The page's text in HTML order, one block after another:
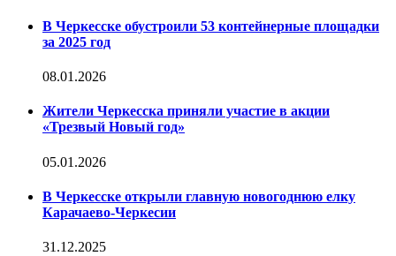
В Черкесске обустроили 53 контейнерные площадки
за 2025 год
08.01.2026
Жители Черкесска приняли участие в акции
«Трезвый Новый год»
05.01.2026
В Черкесске открыли главную новогоднюю елку
Карачаево-Черкесии
31.12.2025